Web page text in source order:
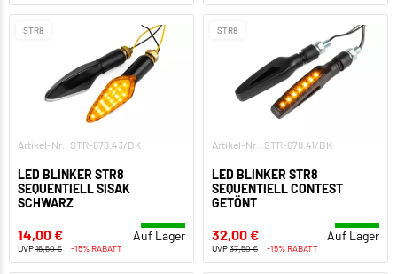
STR8
Artikel-Nr.: STR-678.43/BK
LED BLINKER STR8
SEQUENTIELL SISAK
SCHWARZ
14,00 € Auf Lager
UVP16,50 € -15% RABATT
STR8
Artikel-Nr.: STR-678.41/BK
LED BLINKER STR8
SEQUENTIELL CONTEST
GETÖNT
32,00 € Auf Lager
UVP37,50 € -15% RABATT